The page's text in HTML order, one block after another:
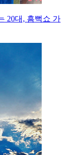
20대, 흠뻑쇼 가